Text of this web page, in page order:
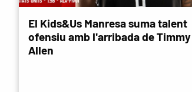
El Kids&Us Manresa suma talent
ofensiu amb l'arribada de Timmy
Allen